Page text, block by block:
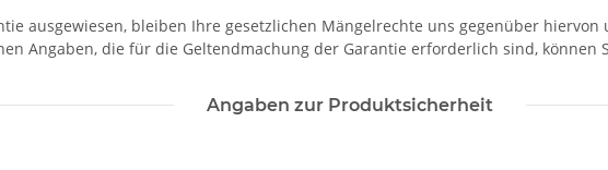
ausgewiesen, bleiben Ihre gesetzlichen Mängelrechte uns gegenüber hiervon
Angaben, die für die Geltendmachung der Garantie erforderlich sind, können
Angaben zur Produktsicherheit